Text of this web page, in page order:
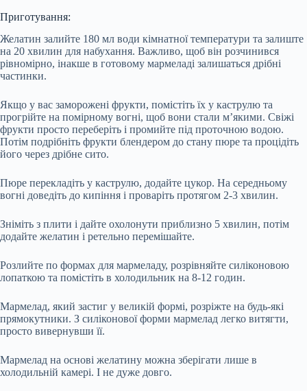
Приготування:
Желатин залийте 180 мл води кімнатної температури та залиште
на 20 хвилин для набухання. Важливо, щоб він розчинився
рівномірно, інакше в готовому мармеладі залишаться дрібні
частинки.
Якщо у вас заморожені фрукти, помістіть їх у каструлю та
прогрійте на помірному вогні, щоб вони стали м’якими. Свіжі
фрукти просто переберіть і промийте під проточною водою.
Потім подрібніть фрукти блендером до стану пюре та процідіть
його через дрібне сито.
Пюре перекладіть у каструлю, додайте цукор. На середньому
вогні доведіть до кипіння і проваріть протягом 2-3 хвилин.
Зніміть з плити і дайте охолонути приблизно 5 хвилин, потім
додайте желатин і ретельно перемішайте.
Розлийте по формах для мармеладу, розрівняйте силіконовою
лопаткою та помістіть в холодильник на 8-12 годин.
Мармелад, який застиг у великій формі, розріжте на будь-які
прямокутники. З силіконової форми мармелад легко витягти,
просто вивернувши її.
Мармелад на основі желатину можна зберігати лише в
холодильній камері. І не дуже довго.